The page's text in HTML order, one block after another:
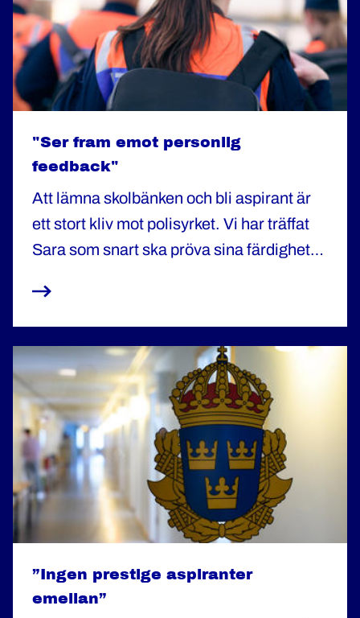
"Ser fram emot personlig
feedback"
Att lämna skolbänken och bli aspirant är
ett stort kliv mot polisyrket. Vi har träffat
Sara som snart ska pröva sina färdigheter
utmaningar och förväntningar.
”Ingen prestige aspiranter
emellan”